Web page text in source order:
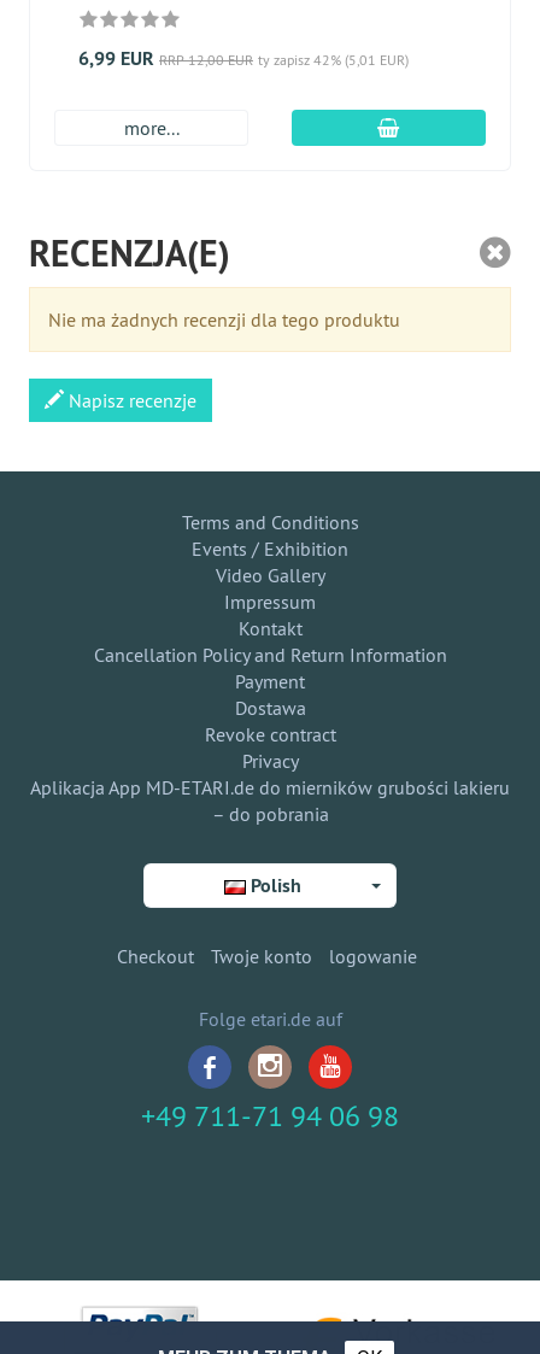
6,99 EUR RRP 12,00 EUR ty zapisz 42% (5,01 EUR)
more... dodaj do
RECENZJA(E)
Nie ma żadnych recenzji dla tego produktu
Napisz recenzje
Terms and Conditions
Events / Exhibition
Video Gallery
Impressum
Kontakt
Cancellation Policy and Return Information
Payment
Dostawa
Revoke contract
Privacy
Aplikacja App MD-ETARI.de do mierników grubości lakieru
– do pobrania
Polish
Checkout Twoje konto logowanie
Folge etari.de auf
+49 711-71 94 06 98